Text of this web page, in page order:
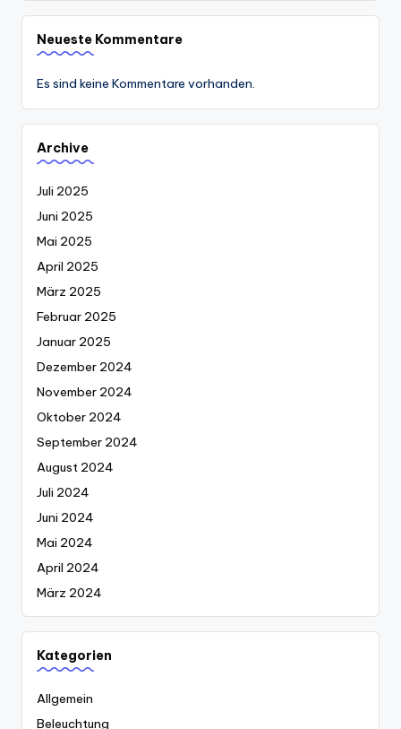
Neueste Kommentare
Es sind keine Kommentare vorhanden.
Archive
Juli 2025
Juni 2025
Mai 2025
April 2025
März 2025
Februar 2025
Januar 2025
Dezember 2024
November 2024
Oktober 2024
September 2024
August 2024
Juli 2024
Juni 2024
Mai 2024
April 2024
März 2024
Kategorien
Allgemein
Beleuchtung